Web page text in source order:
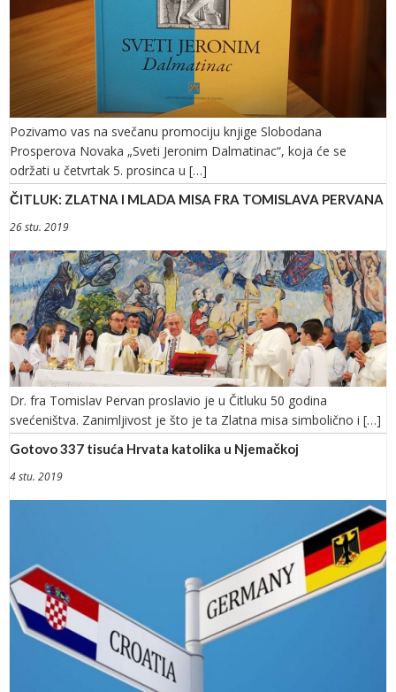
Pozivamo vas na svečanu promociju knjige Slobodana
Prosperova Novaka „Sveti Jeronim Dalmatinac“, koja će se
održati u četvrtak 5. prosinca u […]
ČITLUK: ZLATNA I MLADA MISA FRA TOMISLAVA PERVANA
26 stu. 2019
Dr. fra Tomislav Pervan proslavio je u Čitluku 50 godina
svećeništva. Zanimljivost je što je ta Zlatna misa simbolično i […]
Gotovo 337 tisuća Hrvata katolika u Njemačkoj
4 stu. 2019